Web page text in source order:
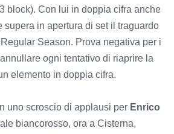
block). Con lui in doppia cifra anche
supera in apertura di set il traguardo
Season. Prova negativa per i
ogni tentativo di riaprire la
elemento in doppia cifra.
uno scroscio di applausi per Enrico
biancorosso, ora a Cisterna,